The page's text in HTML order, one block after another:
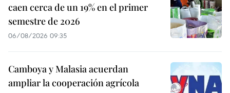
caen cerca de un 19% en el primer
semestre de 2026
06/08/2026 09:35
Camboya y Malasia acuerdan
ampliar la cooperación agrícola